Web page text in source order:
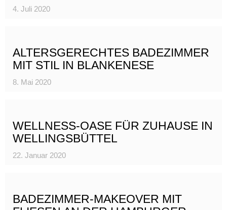
4. Juli 2020
ALTERSGERECHTES BADEZIMMER
MIT STIL IN BLANKENESE
8. Mai 2020
WELLNESS-OASE FÜR ZUHAUSE IN
WELLINGSBÜTTEL
22. Januar 2020
BADEZIMMER-MAKEOVER MIT